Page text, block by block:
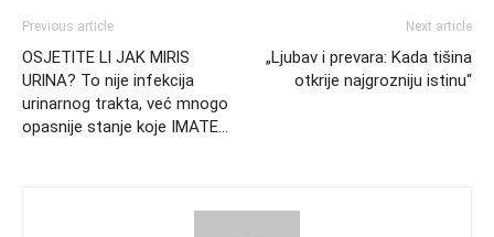
Previous article
OSJETlTE Ll JAK MlRlS
URlNA? To nije infekcija
urinarnog trakta, već mnogo
opasnije stanje koje IMATE…
Next article
„Ljubav i prevara: Kada tišina
otkrije najgrozniju istinu“